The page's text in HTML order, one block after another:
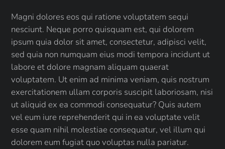
Magni dolores eos qui ratione voluptatem sequi
nesciunt. Neque porro quisquam est, qui dolorem
ipsum quia dolor sit amet, consectetur, adipisci velit,
sed quia non numquam eius modi tempora incidunt ut
labore et dolore magnam aliquam quaerat
voluptatem. Ut enim ad minima veniam, quis nostrum
exercitationem ullam corporis suscipit laboriosam, nisi
ut aliquid ex ea commodi consequatur? Quis autem
vel eum iure reprehenderit qui in ea voluptate velit
esse quam nihil molestiae consequatur, vel illum qui
dolorem eum fugiat quo voluptas nulla pariatur.